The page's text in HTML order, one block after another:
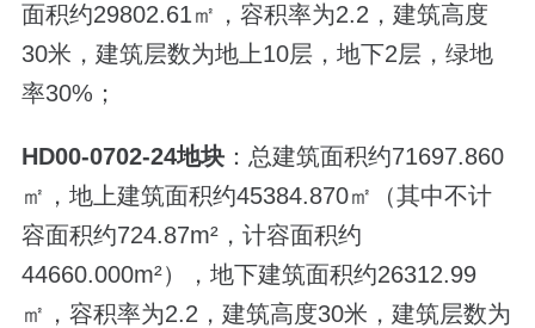
面积约29802.61㎡，容积率为2.2，建筑高度
30米，建筑层数为地上10层，地下2层，绿地
率30%；
HD00-0702-24地块：总建筑面积约71697.860
㎡，地上建筑面积约45384.870㎡（其中不计
容面积约724.87m²，计容面积约
44660.000m²），地下建筑面积约26312.99
㎡，容积率为2.2，建筑高度30米，建筑层数为